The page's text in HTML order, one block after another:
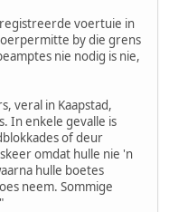
voertuie in
by die grens
nie nodig is nie,
veral in Kaapstad,
In enkele gevalle is
of deur
omdat hulle nie 'n
hulle boetes
neem. Sommige